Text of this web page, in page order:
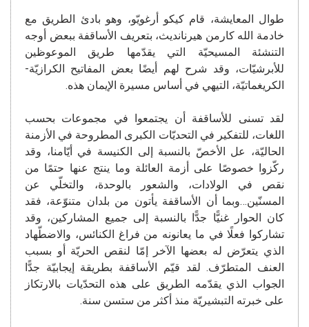
طوال المعايشة، قام كيكو أرغويّو، وهو بادئ الطريق مع
خادمة الله كارمن هيرنانديث، بتعريف الأساقفة ببعض أوجه
التنشئة المسيحيّة التي يقدّمها طريق الموعوظين
للأبرشيّات، وقد شرح لهم أيضًا بعض المفاتيح الكرازيّة-
الكريغماتيّة، التيهي في أساس مسيرة الإيمان هذه.
لقد تسنى للأساقفة أن يجتمعوا في مجموعات بحسب
اللغات، للتفكير في التحديّات الكبرى المطروحة في الأزمنة
الحاليّة، عل الأخصّ بالنسبة إلى الكنيسة في أيّامنا، وقد
ركّزوا خصوصًا على أزمة العائلة وما ينتج عنها حتمًا من
نقص في الولادات، والشعور بالوحدة، والتخلّي عن
المسنّين…وبما أن الأساقفة يأتون من بلدان متنوّعة، فقد
كان الحوار غنيًّا جدًّا بالنسبة إلى جميع المشاركين، وقد
تشاركوا فعلًا في ما يعانونه من فراغ الكنائس، والاضطّهاد
الذي يتعرّض له بعضها الآخر إمّا لنقص الحريّة أو بسبب
العنف المتطرّف. لقد قيّم الأساقفة بطريقة إيجابيّة جدًّا
الجواب الذي يقدّمه الطريق على هذه التحدّيات بالارتكاز
على خبرته التبشيريّة منذ أكثر من ستسن سنة.